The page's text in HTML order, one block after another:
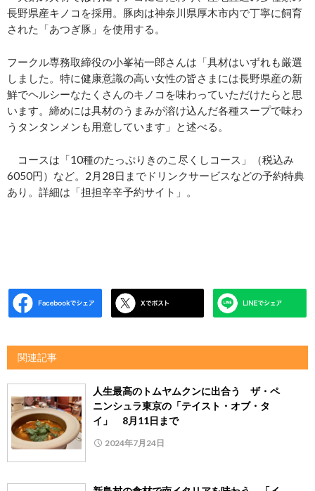
長野県産キノコを採用。豚肉は神奈川県厚木市内で丁寧に飼育
された「あつぎ豚」を使用する。
フークル専務取締役の小峯祐一郎さんは「具材はいずれも厳選
しました。特に健康意識の高い女性の皆さまには長野県産の新
鮮でヘルシーなたくさんのキノコを味わっていただけたらと思
います。締めには具材のうまみが溶け込んだ各種スープで味わ
うタンタンメンも用意しています」と述べる。
コースは「10種のたっぷりきのこ尽くしコース」（税込み
6050円）など。2月28日までドリンクサービスなどの予約特典
あり。詳細は「担担辛辛予約サイト」。
関連記事
人生最高のトムヤムクンに出合う ザ・ペ
ニンシュラ東京の「テイスト・オブ・タ
イ」 8月11日まで
2024年7月24日